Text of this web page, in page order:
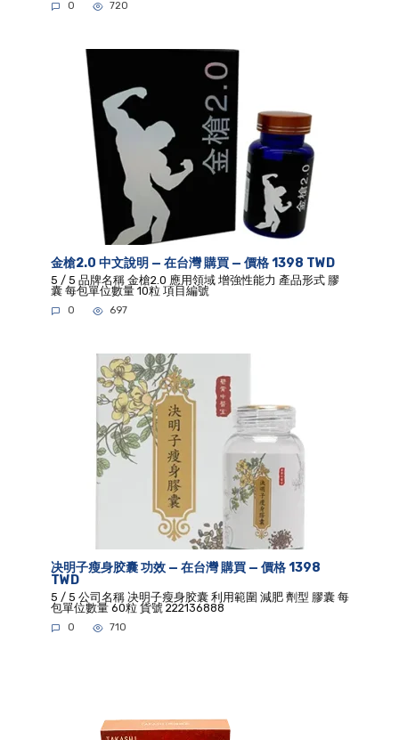
0 720
金槍2.0 中文說明 — 在台灣 購買 — 價格 1398 TWD
5 / 5 品牌名稱 金槍2.0 應用領域 增強性能力 產品形式 膠
囊 每包單位數量 10粒 項目編號
0 697
决明子瘦身胶囊 功效 — 在台灣 購買 — 價格 1398
TWD
5 / 5 公司名稱 决明子瘦身胶囊 利用範圍 減肥 劑型 膠囊 每
包單位數量 60粒 貨號 222136888
0 710